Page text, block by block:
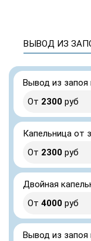
ВЫВОД ИЗ
Вывод из запоя
От 2300 руб
Капельница от
От 2300 руб
Двойная
От 4000 руб
Вывод из запоя